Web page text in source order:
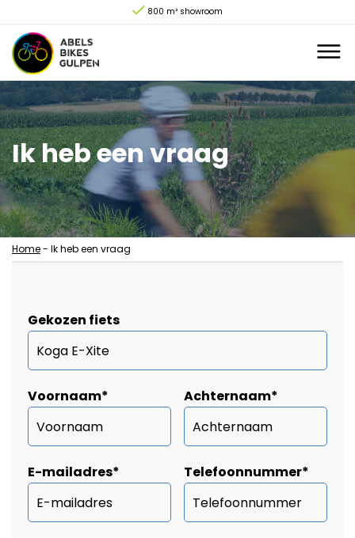
800 m² showroom
Ik heb een vraag
Home- Ik heb een vraag
Gekozen fiets
Voornaam* Achternaam*
E-mailadres* Telefoonnummer*